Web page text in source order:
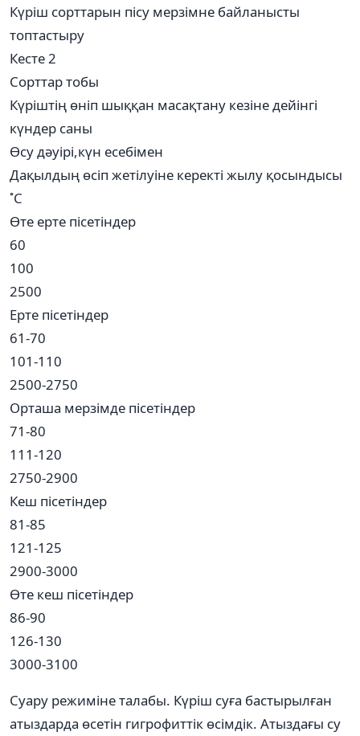
Күріш сорттарын пісу мерзімне байланысты
топтастыру
Кесте 2
Сорттар тобы
Күріштің өніп шыққан масақтану кезіне дейінгі
күндер саны
Өсу дәуірі,күн есебімен
Дақылдың өсіп жетілуіне керекті жылу қосындысы
˚С
Өте ерте пісетіндер
60
100
2500
Ерте пісетіндер
61-70
101-110
2500-2750
Орташа мерзімде пісетіндер
71-80
111-120
2750-2900
Кеш пісетіндер
81-85
121-125
2900-3000
Өте кеш пісетіндер
86-90
126-130
3000-3100
Суару режиміне талабы. Күріш суға бастырылған
атыздарда өсетін гигрофиттік өсімдік. Атыздағы су